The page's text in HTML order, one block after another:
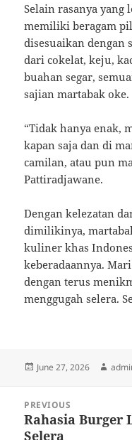
Selain rasanya yang
memiliki beragam
disesuaikan dengan
dari cokelat, keju,
buahan segar,
sajian martabak oke.
“Tidak hanya enak,
kapan saja dan di
camilan, atau pun
Pattiradjawane.
Dengan kelezatan
dimilikinya,
kuliner khas
keberadaannya.
dengan terus
menggugah selera.
Posted
June 27, 2026
navigation
PREVIOUS
Previous
post:
Rahasia Burger
Selera